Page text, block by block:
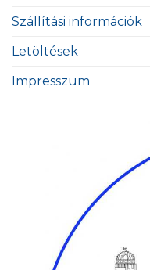
Szállítási információk
Letöltések
Impresszum